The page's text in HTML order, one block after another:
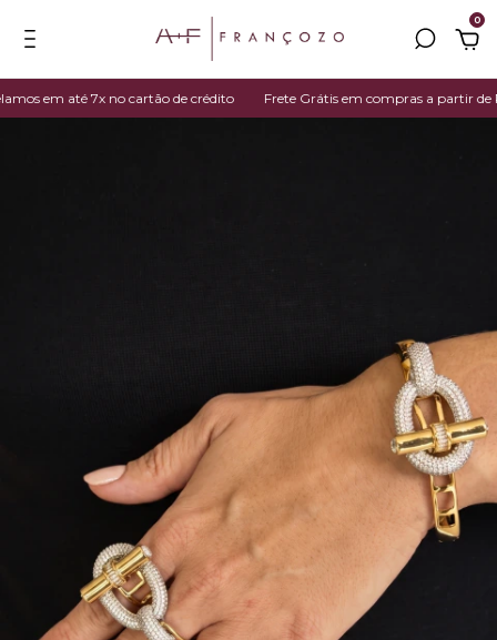
0
em até 7x no cartão de crédito Frete Grátis em compras a partir de R$